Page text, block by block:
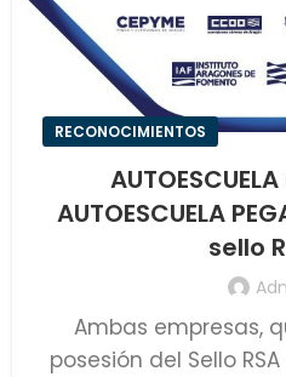
RECONOCIMIENTOS
AUTOESCUELA
sello
Ambas empresas,
posesión del Sello